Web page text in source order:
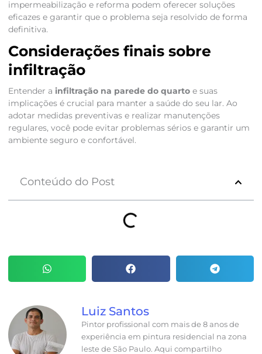
impermeabilização e reforma podem oferecer soluções
eficazes e garantir que o problema seja resolvido de forma
definitiva.
Considerações finais sobre
infiltração
Entender a infiltração na parede do quartoe suas
implicações é crucial para manter a saúde do seu lar. Ao
adotar medidas preventivas e realizar manutenções
regulares, você pode evitar problemas sérios e garantir um
ambiente seguro e confortável.
Conteúdo do Post
Luiz Santos
Pintor profissional com mais de 8 anos de
experiência em pintura residencial na zona
leste de São Paulo. Aqui compartilho